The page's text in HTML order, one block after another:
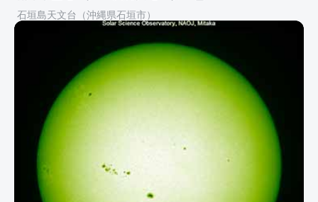
石垣島天文台（沖縄県石垣市）